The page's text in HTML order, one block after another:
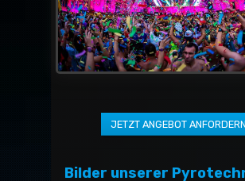
Bilder unserer